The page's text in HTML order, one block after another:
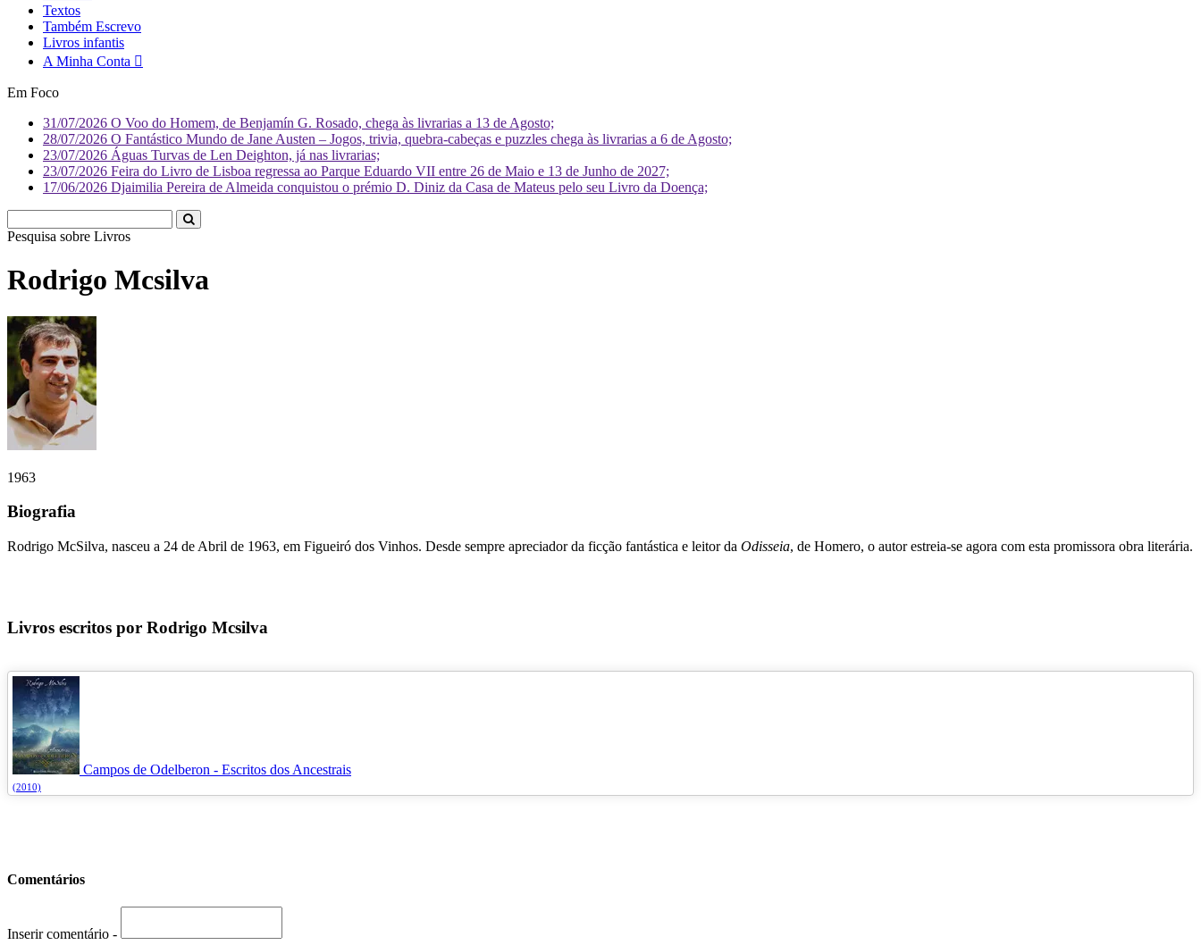
Textos
Também Escrevo
Livros infantis
A Minha Conta
Em Foco
31/07/2026 O Voo do Homem, de Benjamín G. Rosado, chega às livrarias a 13 de Agosto;
28/07/2026 O Fantástico Mundo de Jane Austen – Jogos, trivia, quebra-cabeças e puzzles chega às livrarias a 6 de Agosto;
23/07/2026 Águas Turvas de Len Deighton, já nas livrarias;
23/07/2026 Feira do Livro de Lisboa regressa ao Parque Eduardo VII entre 26 de Maio e 13 de Junho de 2027;
17/06/2026 Djaimilia Pereira de Almeida conquistou o prémio D. Diniz da Casa de Mateus pelo seu Livro da Doença;
Pesquisa sobre L
Rodrigo Mcsilva
1963
Biografia
Rodrigo McSilva, nasceu a 24 de Abril de 1963, em Figueiró dos Vinhos. Desde sempre apreciador da ficção fantástica e leitor da Odisseia, de Homero, o autor estreia-se agora com esta promissora obra literária.
Livros escritos por Rodrigo Mcsilva
Campos de Odelberon - Escritos dos Ancestrais
(2010)
Comentários
Inserir comentário -